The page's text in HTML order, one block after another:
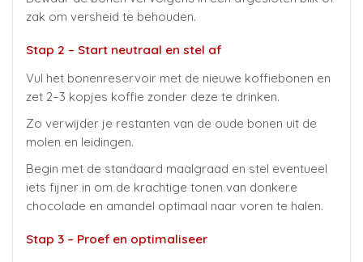
zak om versheid te behouden.
Stap 2 – Start neutraal en stel af
Vul het bonenreservoir met de nieuwe koffiebonen en
zet 2–3 kopjes koffie zonder deze te drinken.
Zo verwijder je restanten van de oude bonen uit de
molen en leidingen.
Begin met de standaard maalgraad en stel eventueel
iets fijner in om de krachtige tonen van donkere
chocolade en amandel optimaal naar voren te halen.
Stap 3 – Proef en optimaliseer